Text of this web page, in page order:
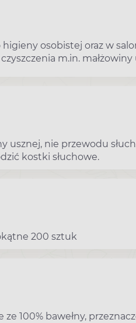
osobistej oraz w
m.in. małżowiny
usznej, nie przewodu
kostki słuchowe.
200 sztuk
100% bawełny,